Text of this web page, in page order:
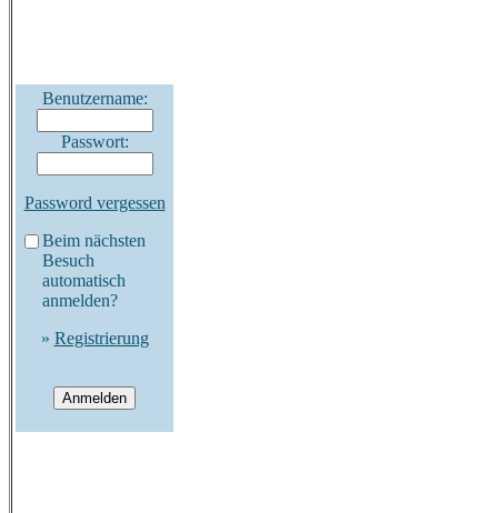
Benutzername:
Passwort:
Password vergessen
Beim nächsten
Besuch
automatisch
anmelden?
» Registrierung